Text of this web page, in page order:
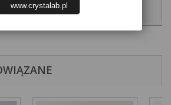
www.crystalab.pl